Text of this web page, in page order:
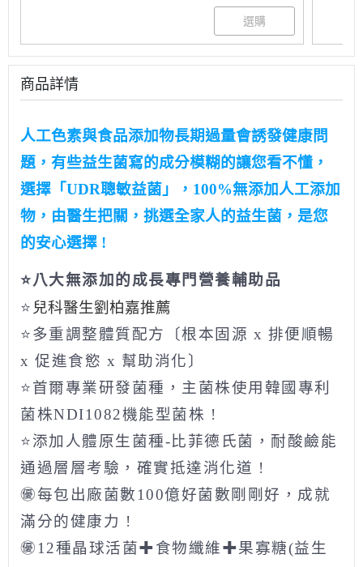
商品詳情
人工色素與食品添加物長期過量會誘發健康問
題，有些益生菌寫的成分模糊的讓您看不懂，
選擇「UDR聰敏益菌」，100%無添加人工添加
物，由醫生把關，挑選全家人的益生菌，是您
的安心選擇 !
⭐八大無添加的成長專門營養輔助品
⭐ 兒科醫生劉柏嘉推薦
⭐多重調整體質配方〔根本固源 x 排便順暢
x 促進食慾 x 幫助消化〕
⭐首爾專業研發菌種，主菌株使用韓國專利
菌株NDI1082機能型菌株 !
⭐添加人體原生菌種-比菲德氏菌，耐酸鹼能
通過層層考驗，確實抵達消化道 !
㊝每包出廠菌數100億好菌數剛剛好，成就
滿分的健康力 !
㊝12種晶球活菌✚食物纖維✚果寡糖(益生